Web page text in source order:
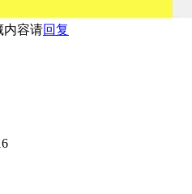
内容请回复